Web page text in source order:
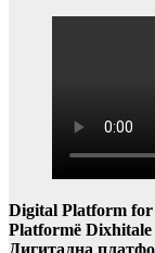
Digital Platform
Platformë